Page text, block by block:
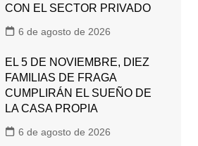
CON EL SECTOR PRIVADO
6 de agosto de 2026
EL 5 DE NOVIEMBRE, DIEZ
FAMILIAS DE FRAGA
CUMPLIRÁN EL SUEÑO DE
LA CASA PROPIA
6 de agosto de 2026